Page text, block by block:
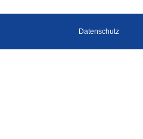
Datenschutz